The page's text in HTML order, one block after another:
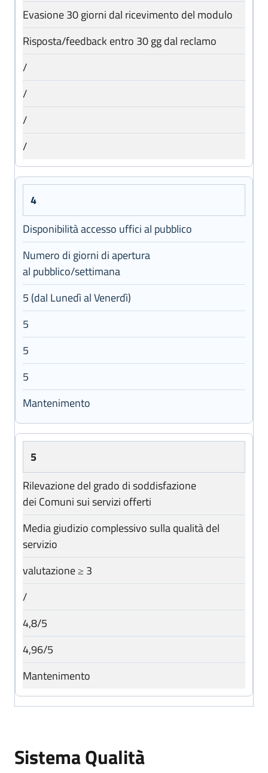
Evasione 30 giorni dal ricevimento del modulo
Risposta/feedback entro 30 gg dal reclamo
/
/
/
/
4
Disponibilità accesso uffici al pubblico
Numero di giorni di apertura
al pubblico/settimana
5 (dal Lunedì al Venerdì)
5
5
5
Mantenimento
5
Rilevazione del grado di soddisfazione
dei Comuni sui servizi offerti
Media giudizio complessivo sulla qualità del
servizio
valutazione ≥ 3
/
4,8/5
4,96/5
Mantenimento
Sistema Qualità